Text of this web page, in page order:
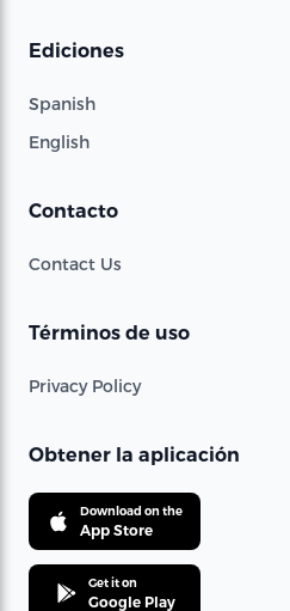
Ediciones
Spanish
English
Contacto
Contact Us
Términos de uso
Privacy Policy
Obtener la aplicación
Download on the
App Store
Get it on
Google Play